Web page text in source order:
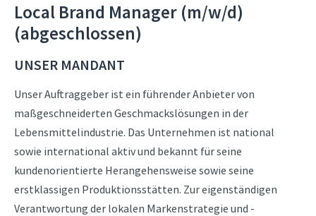
Local Brand Manager (m/w/d)
(abgeschlossen)
UNSER MANDANT
Unser Auftraggeber ist ein führender Anbieter von
maßgeschneiderten Geschmackslösungen in der
Lebensmittelindustrie. Das Unternehmen ist national
sowie international aktiv und bekannt für seine
kundenorientierte Herangehensweise sowie seine
erstklassigen Produktionsstätten. Zur eigenständigen
Verantwortung der lokalen Markenstrategie und -